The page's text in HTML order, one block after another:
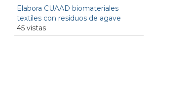
Elabora CUAAD biomateriales
textiles con residuos de agave
45 vistas